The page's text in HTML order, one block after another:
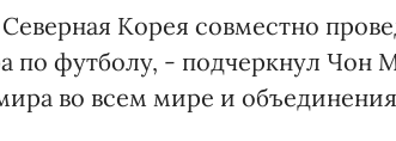
Корея совместно
по футболу, - подчеркнул Чон
во всем мире и